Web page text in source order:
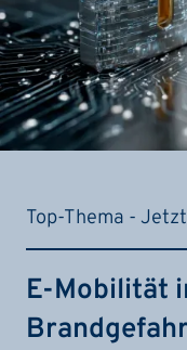
Top-Thema -
E-Mobilität